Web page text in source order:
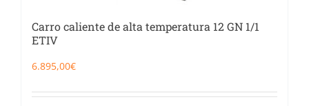
Carro caliente de alta temperatura 12 GN 1/1
ETIV
6.895,00€